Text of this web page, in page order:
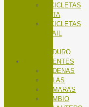
BICICLETAS
RUTA
BICICLETAS
TRAIL
ENDURO
COMPONENTES
CADENAS
CALAS
CÁMARAS
CAMBIO